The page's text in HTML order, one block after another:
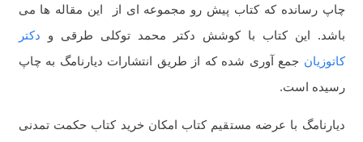
چاپ رسانده که کتاب پیش رو مجموعه ای از این مقاله ها می
باشد. این کتاب با کوشش دکتر محمد توکلی طرقی و دکتر
کاتوزیان جمع آوری شده که از طریق انتشارات دیارنامگ به چاپ
رسیده است.
دیارنامگ با عرضه مستقیم کتاب امکان خرید کتاب حکمت تمدنی